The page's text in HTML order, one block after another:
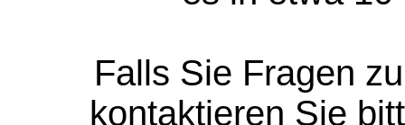
Falls Sie Fragen
kontaktieren Sie